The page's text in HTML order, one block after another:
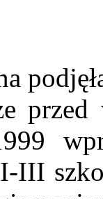
III